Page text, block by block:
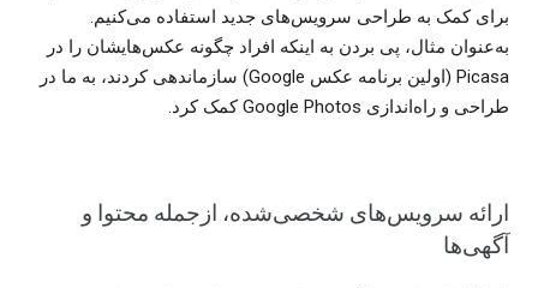
برای کمک به طراحی سرویس‌های جدید استفاده می‌کنیم.
به‌عنوان مثال، پی بردن به اینکه افراد چگونه عکس‌هایشان را در
Picasa (اولین برنامه عکس Google) سازماندهی کردند، به ما در
طراحی و راه‌اندازی Google Photos کمک کرد.
ارائه سرویس‌های شخصی‌شده، ازجمله محتوا و
آگهی‌ها